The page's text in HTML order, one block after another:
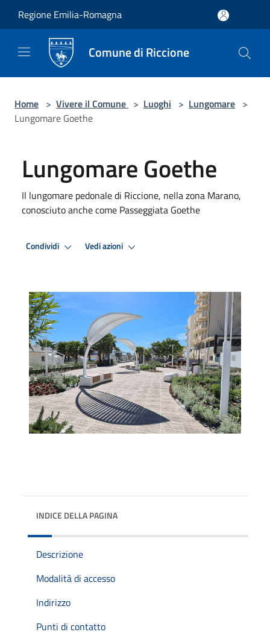
Regione Emilia-Romagna
Comune di Riccione
Home > Vivere il Comune > Luoghi > Lungomare >
Lungomare Goethe
Lungomare Goethe
Il lungomare pedonale di Riccione, nella zona Marano,
conosciuto anche come Passeggiata Goethe
Condividi Vedi azioni
INDICE DELLA PAGINA
Descrizione
Modalità di accesso
Indirizzo
Punti di contatto